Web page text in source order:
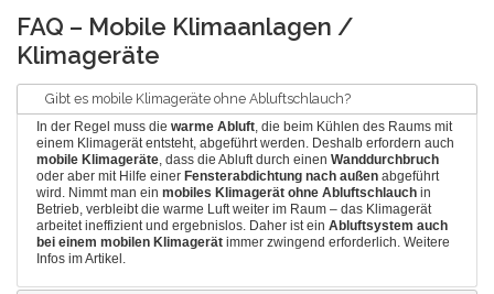
FAQ – Mobile Klimaanlagen /
Klimageräte
Gibt es mobile Klimageräte ohne Abluftschlauch?
In der Regel muss diewarme Abluft, die beim Kühlen des Raums mit
einem Klimagerät entsteht, abgeführt werden. Deshalb erfordern auch
mobile Klimageräte, dass die Abluft durch einenWanddurchbruch
oder aber mit Hilfe einerFensterabdichtung nach außen abgeführt
wird. Nimmt man einmobiles Klimagerät ohne Abluftschlauch in
Betrieb, verbleibt die warme Luft weiter im Raum – das Klimagerät
arbeitet ineffizient und ergebnislos. Daher ist einAbluftsystem auch
bei einem mobilen Klimagerät immer zwingend erforderlich.Weitere
Infos im Artikel.